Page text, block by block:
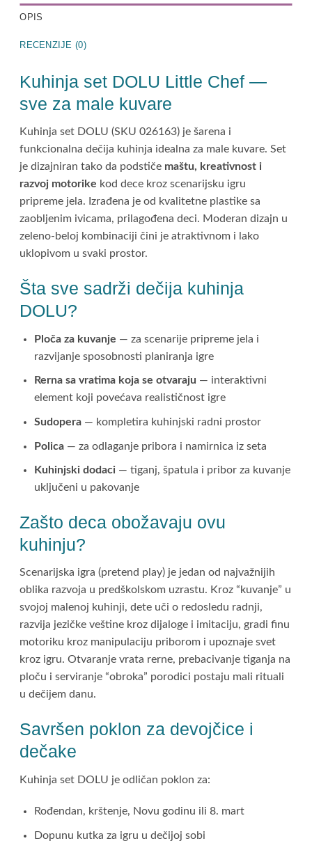
OPIS
RECENZIJE (0)
Kuhinja set DOLU Little Chef —
sve za male kuvare
Kuhinja set DOLU (SKU 026163) je šarena i
funkcionalna dečija kuhinja idealna za male kuvare. Set
je dizajniran tako da podstiče maštu, kreativnost i
razvoj motorike kod dece kroz scenarijsku igru
pripreme jela. Izrađena je od kvalitetne plastike sa
zaobljenim ivicama, prilagođena deci. Moderan dizajn u
zeleno-beloj kombinaciji čini je atraktivnom i lako
uklopivom u svaki prostor.
Šta sve sadrži dečija kuhinja
DOLU?
Ploča za kuvanje — za scenarije pripreme jela i
razvijanje sposobnosti planiranja igre
Rerna sa vratima koja se otvaraju — interaktivni
element koji povećava realističnost igre
Sudopera — kompletira kuhinjski radni prostor
Polica — za odlaganje pribora i namirnica iz seta
Kuhinjski dodaci — tiganj, špatula i pribor za kuvanje
uključeni u pakovanje
Zašto deca obožavaju ovu
kuhinju?
Scenarijska igra (pretend play) je jedan od najvažnijih
oblika razvoja u predškolskom uzrastu. Kroz “kuvanje” u
svojoj malenoj kuhinji, dete uči o redosledu radnji,
razvija jezičke veštine kroz dijaloge i imitaciju, gradi finu
motoriku kroz manipulaciju priborom i upoznaje svet
kroz igru. Otvaranje vrata rerne, prebacivanje tiganja na
ploču i serviranje “obroka” porodici postaju mali rituali
u dečijem danu.
Savršen poklon za devojčice i
dečake
Kuhinja set DOLU je odličan poklon za:
Rođendan, krštenje, Novu godinu ili 8. mart
Dopunu kutka za igru u dečijoj sobi